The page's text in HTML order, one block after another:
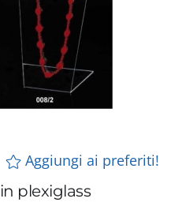
Aggiungi ai preferiti!
plexiglass